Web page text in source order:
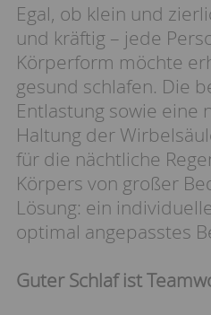
Egal, ob klein und
und kräftig – jede
Körperform möchte
gesund schlafen. Die
Entlastung sowie eine
Haltung der
für die nächtliche
Körpers von großer
Lösung: ein
optimal angepasstes
Guter Schlaf ist